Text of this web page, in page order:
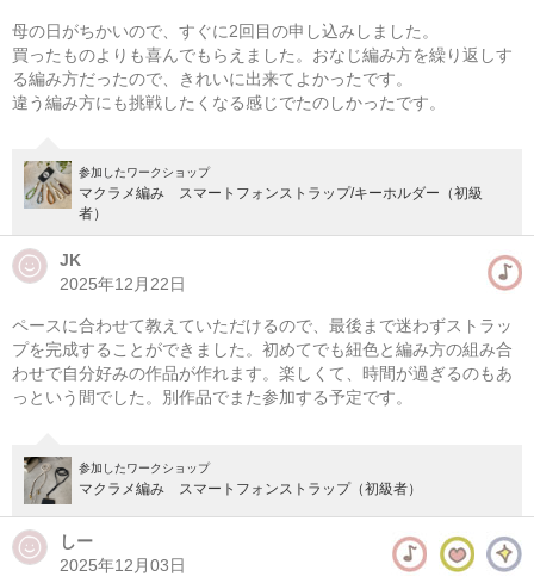
マクラメ編み メッシュバッグ
08/09(日) 10:00-14:00
東京 （東横線）学芸大学駅から徒歩14分
東京 （東横線）学芸大学駅から徒歩14分
他日程あり
母の日がちかいので、すぐに2回目の申し込みしました。
買ったものよりも喜んでもらえました。おなじ編み方を繰り返しす
る編み方だったので、きれいに出来てよかったです。
違う編み方にも挑戦したくなる感じでたのしかったです。
参加したワークショップ
マクラメ編み スマートフォンストラップ/キーホルダー（初級
者）
JK
2025年12月22日
ペースに合わせて教えていただけるので、最後まで迷わずストラッ
プを完成することができました。初めてでも紐色と編み方の組み合
わせで自分好みの作品が作れます。楽しくて、時間が過ぎるのもあ
っという間でした。別作品でまた参加する予定です。
参加したワークショップ
マクラメ編み スマートフォンストラップ（初級者）
しー
2025年12月03日